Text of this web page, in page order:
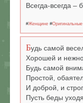
Всегда-всегда –
#Женщине #Оригинальные
Будь самой
Хорошей и
Будь самой
Простой,
И доброй, и
Пусть беды